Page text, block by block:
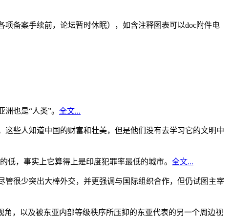
备案手续前，论坛暂时休眠），如含注释图表可以doc附件电
也是“人类”。 全文...
些人知道中国的财富和壮美，但是他们没有去学习它的文明中
低，事实上它算得上是印度犯罪率最低的城市。 全文...
很少突出大棒外交，并更强调与国际组织合作，但仍试图主宰
，以及被东亚内部等级秩序所压抑的东亚代表的另一个周边视